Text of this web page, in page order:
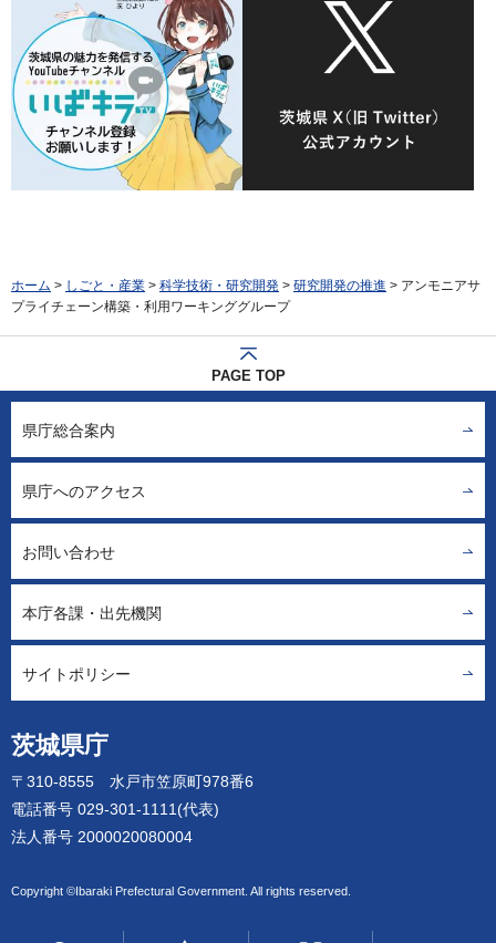
ホーム > しごと・産業 > 科学技術・研究開発 > 研究開発の推進 > アンモニアサ
プライチェーン構築・利用ワーキンググループ
PAGE TOP
茨城県庁
〒310-8555 水戸市笠原町978番6
電話番号 029-301-1111(代表)
法人番号 2000020080004
Copyright ©Ibaraki Prefectural Government. All rights reserved.
県庁総合案内
県庁へのアクセス
お問い合わせ
本庁各課・出先機関
サイトポリシー